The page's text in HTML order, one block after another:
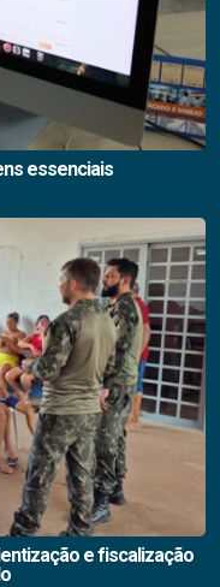
essenciais
e fiscalização